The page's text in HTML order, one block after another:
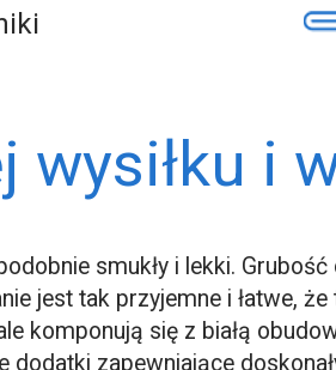
wysiłku i
smukły i lekki.
jest tak przyjemne i łatwe,
komponują się z białą
dodatki zapewniające